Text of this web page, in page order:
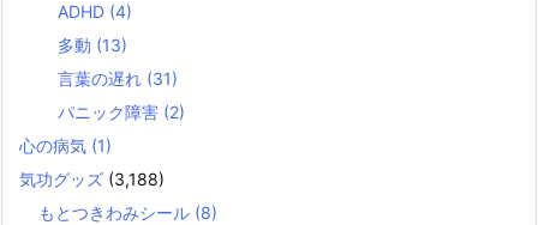
ADHD (4)
多動 (13)
言葉の遅れ (31)
パニック障害 (2)
心の病気 (1)
気功グッズ (3,188)
もとつきわみシール (8)